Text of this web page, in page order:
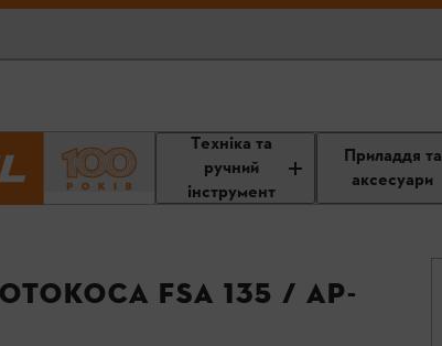
Техніка та
ручний
інструмент
Приладдя та
аксесуари
FSA 135 / AP-